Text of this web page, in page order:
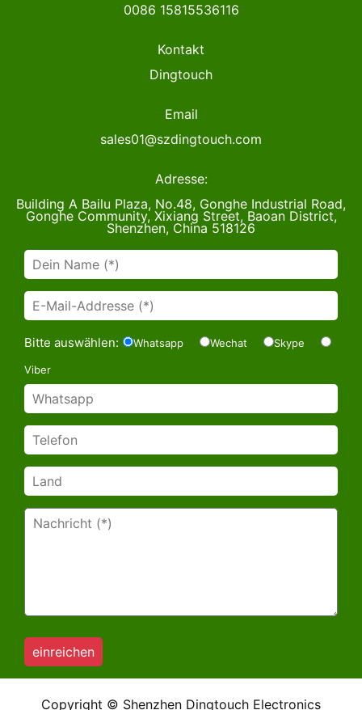
0086 15815536116
Kontakt
Dingtouch
Email
sales01@szdingtouch.com
Adresse:
Building A Bailu Plaza, No.48, Gonghe Industrial Road,
Gonghe Community, Xixiang Street, Baoan District,
Shenzhen, China 518126
Bitte auswählen: Whatsapp Wechat Skype
Viber
Copyright © Shenzhen Dingtouch Electronics